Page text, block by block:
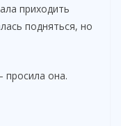
приходить
подняться, но
она.